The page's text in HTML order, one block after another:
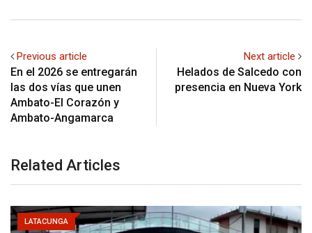
Previous article
En el 2026 se entregarán
las dos vías que unen
Ambato-El Corazón y
Ambato-Angamarca
Next article
Helados de Salcedo con
presencia en Nueva York
Related Articles
LATACUNGA